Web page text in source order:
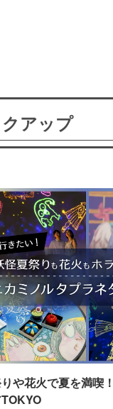
アップ
や花火で夏を満喫